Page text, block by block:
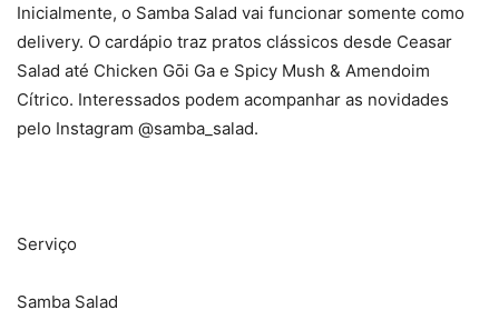
Inicialmente, o Samba Salad vai funcionar somente como
delivery. O cardápio traz pratos clássicos desde Ceasar
Salad até Chicken Gōi Ga e Spicy Mush & Amendoim
Cítrico. Interessados podem acompanhar as novidades
pelo Instagram @samba_salad.
Serviço
Samba Salad